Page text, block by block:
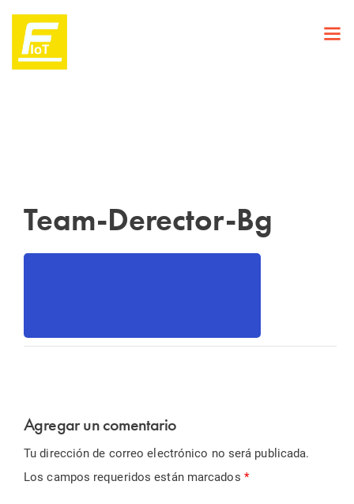
Team-Derector-Bg
Agregar un comentario
Tu dirección de correo electrónico no será publicada.
Los campos requeridos están marcados *